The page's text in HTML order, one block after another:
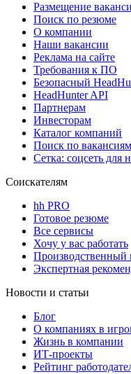
Размещение
Поиск по резюме
О компании
Наши вакансии
Реклама на сайте
Требования к ПО
Безопасный
HeadHunter API
Партнерам
Инвесторам
Каталог компаний
Поиск по
Сетка: соцсеть для
Соискателям
hh PRO
Готовое резюме
Все сервисы
Хочу у вас работать
Производственный
Экспертная
Новости и статьи
Блог
О компаниях в
Жизнь в компании
ИТ-проекты
Рейтинг